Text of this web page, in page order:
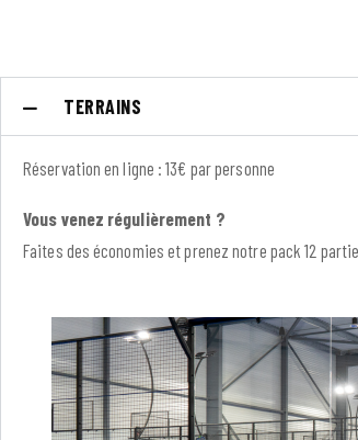
TERRAINS
Réservation en ligne : 13€ par personne
Vous venez régulièrement ?
Faites des économies et prenez notre pack 12